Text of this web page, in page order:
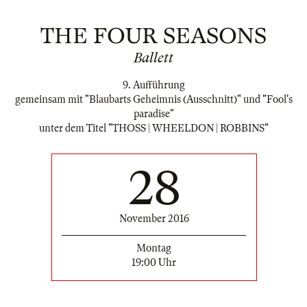
THE FOUR SEASONS
Ballett
9. Aufführung
gemeinsam mit "Blaubarts Geheimnis (Ausschnitt)" und "Fool's
paradise"
unter dem Titel "THOSS | WHEELDON | ROBBINS"
28
November 2016
Montag
19:00 Uhr